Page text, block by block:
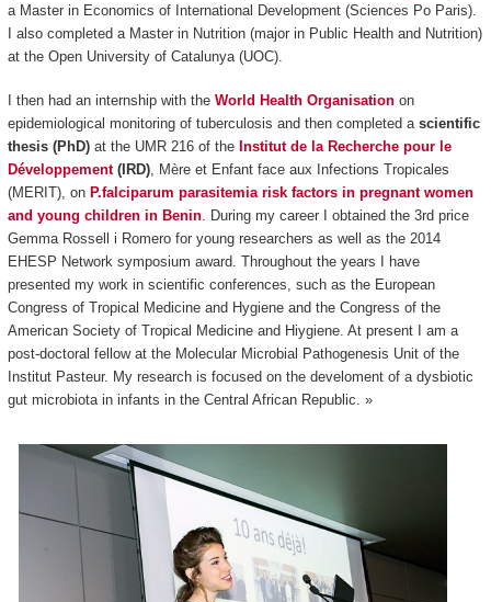
a Master in Economics of International Development (Sciences Po Paris).
I also completed a Master in Nutrition (major in Public Health and Nutrition)
at the Open University of Catalunya (UOC).
I then had an internship with the World Health Organisationon
epidemiological monitoring of tuberculosis and then completed a scientific
thesis (PhD) at the UMR 216 of the Institut de la Recherche pour le
Développement(IRD), Mère et Enfant face aux Infections Tropicales
(MERIT), on P.falciparum parasitemia risk factors in pregnant women
and young children in Benin. During my career I obtained the 3rd price
Gemma Rossell i Romero for young researchers as well as the 2014
EHESP Network symposium award. Throughout the years I have
presented my work in scientific conferences, such as the European
Congress of Tropical Medicine and Hygiene and the Congress of the
American Society of Tropical Medicine and Hiygiene. At present I am a
post-doctoral fellow at the Molecular Microbial Pathogenesis Unit of the
Institut Pasteur. My research is focused on the develoment of a dysbiotic
gut microbiota in infants in the Central African Republic. »